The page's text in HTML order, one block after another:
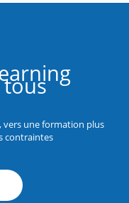
une formation plus
contraintes